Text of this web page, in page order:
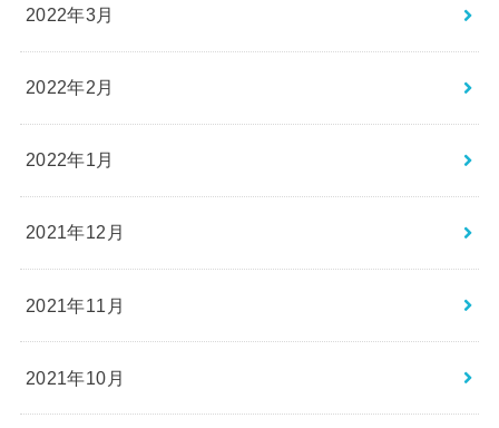
2022年3月
2022年2月
2022年1月
2021年12月
2021年11月
2021年10月